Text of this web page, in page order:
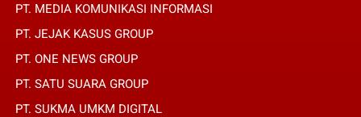
PT. MEDIA KOMUNIKASI INFORMASI
PT. JEJAK KASUS GROUP
PT. ONE NEWS GROUP
PT. SATU SUARA GROUP
PT. SUKMA UMKM DIGITAL